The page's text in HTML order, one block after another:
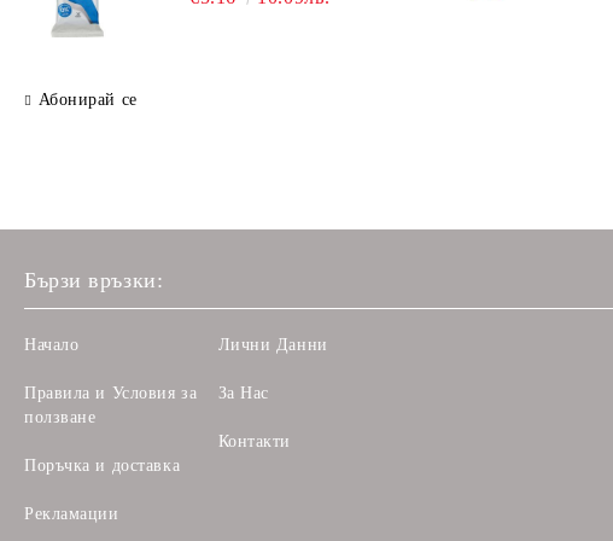
Абонирай се
Бързи връзки:
Начало
Правила и Условия за
ползване
Поръчка и доставка
Рекламации
Лични Данни
За Нас
Контакти